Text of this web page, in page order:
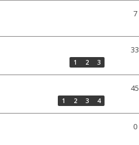
7
1 2 3
33
1 2 3 4
45
0